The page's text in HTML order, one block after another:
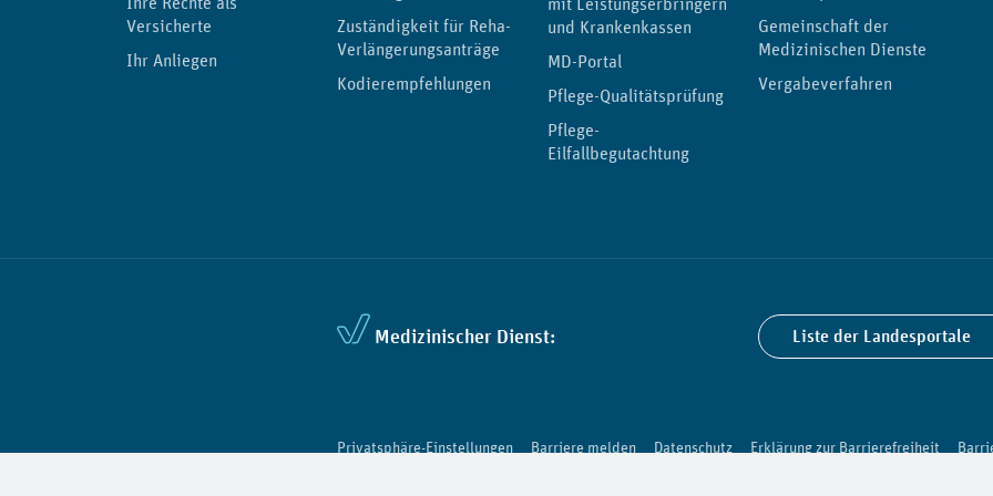
Versicherte
Ihr Anliegen
Zuständigkeit für Reha-
Verlängerungsanträge
Kodierempfehlungen
und Krankenkassen
MD-Portal
Pflege-Qualitätsprüfung
Pflege-
Eilfallbegutachtung
Gemeinschaft der
Medizinischen Dienste
Vergabeverfahren
Medizinischer Dienst: Liste der Landesportale
Privatsphäre-Einstellungen Barriere melden Datenschutz Erklärung zur Barrierefreiheit